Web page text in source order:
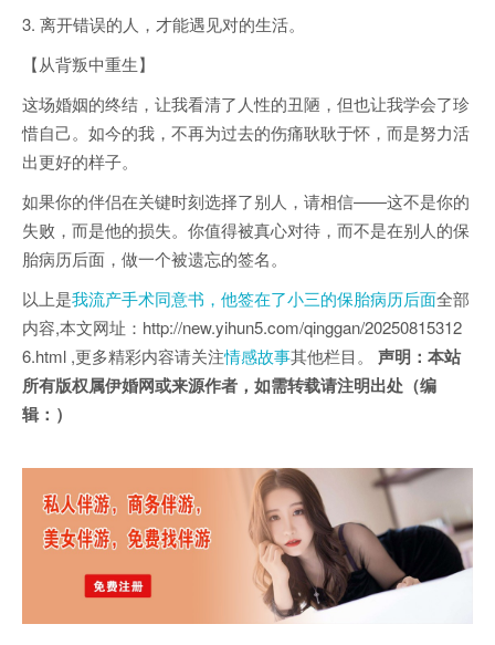
3. 离开错误的人，才能遇见对的生活。
【从背叛中重生】
这场婚姻的终结，让我看清了人性的丑陋，但也让我学会了珍
惜自己。如今的我，不再为过去的伤痛耿耿于怀，而是努力活
出更好的样子。
如果你的伴侣在关键时刻选择了别人，请相信——这不是你的
失败，而是他的损失。你值得被真心对待，而不是在别人的保
胎病历后面，做一个被遗忘的签名。
以上是我流产手术同意书，他签在了小三的保胎病历后面全部
内容,本文网址：http://new.yihun5.com/qinggan/20250815312
6.html ,更多精彩内容请关注情感故事其他栏目。 声明：本站
所有版权属伊婚网或来源作者，如需转载请注明出处（编
辑：）